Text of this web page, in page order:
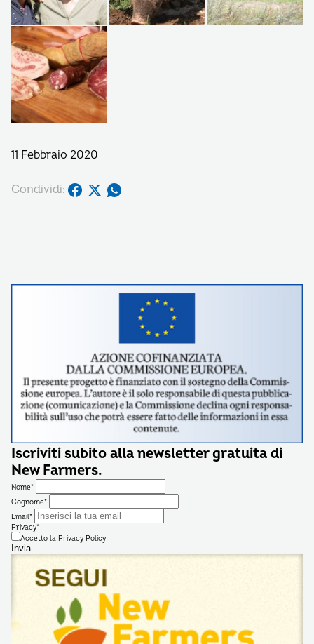
11 Febbraio 2020
Condividi:
Iscriviti subito alla newsletter gratuita di
New Farmers.
Nome*
Cognome*
Email*
Privacy*
Accetto la Privacy Policy
Invia